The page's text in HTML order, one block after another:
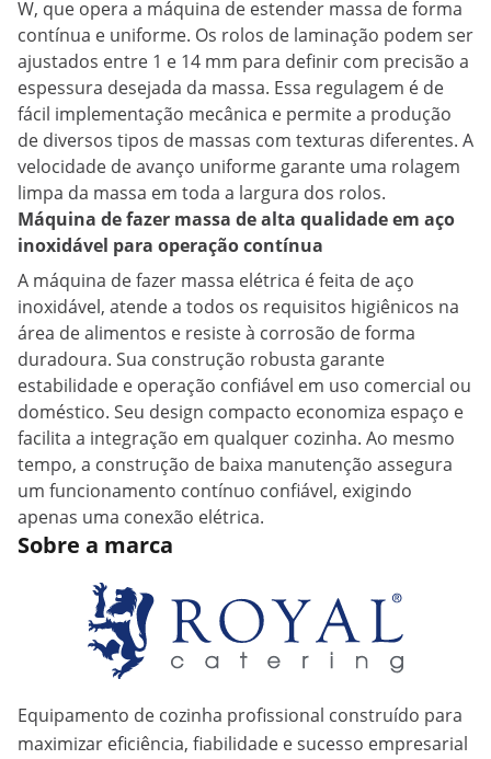
W, que opera a máquina de estender massa de forma
contínua e uniforme. Os rolos de laminação podem ser
ajustados entre 1 e 14 mm para definir com precisão a
espessura desejada da massa. Essa regulagem é de
fácil implementação mecânica e permite a produção
de diversos tipos de massas com texturas diferentes. A
velocidade de avanço uniforme garante uma rolagem
limpa da massa em toda a largura dos rolos.
Máquina de fazer massa de alta qualidade em aço
inoxidável para operação contínua
A máquina de fazer massa elétrica é feita de aço
inoxidável, atende a todos os requisitos higiênicos na
área de alimentos e resiste à corrosão de forma
duradoura. Sua construção robusta garante
estabilidade e operação confiável em uso comercial ou
doméstico. Seu design compacto economiza espaço e
facilita a integração em qualquer cozinha. Ao mesmo
tempo, a construção de baixa manutenção assegura
um funcionamento contínuo confiável, exigindo
apenas uma conexão elétrica.
Sobre a marca
Equipamento de cozinha profissional construído para
maximizar eficiência, fiabilidade e sucesso empresarial